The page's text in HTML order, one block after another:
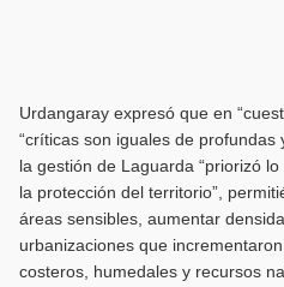
Urdangaray expresó que en
“críticas son iguales de profundas
la gestión de Laguarda “priorizó
la protección del territorio”,
áreas sensibles, aumentar
urbanizaciones que
costeros, humedales y recursos